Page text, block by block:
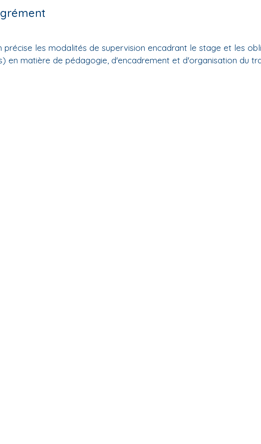
précise les modalités de supervision encadrant le stage et les
en matière de pédagogie, d'encadrement et d'organisation du